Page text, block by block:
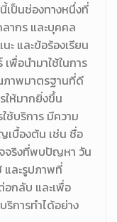
เป็นช่องทางหนึ่งที่
ากร และบุคคล
ะ และข้อร้องเรียน
พื่อนำมาใช้ในการ
าพมาตรฐานที่ดี
ให้มากยิ่งขึ้น
ช้บริการ มีความ
เบื้องต้น เช่น ชื่อ
จริงที่พบปัญหา วัน
และรูปภาพที่
อกลับ และเพื่อ
การทำได้อย่าง